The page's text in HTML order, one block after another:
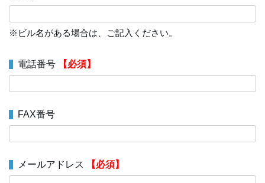
※ビル名がある場合は、ご記入ください。
電話番号 【必須】
FAX番号
メールアドレス 【必須】